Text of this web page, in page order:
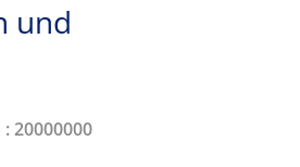
und
20000000